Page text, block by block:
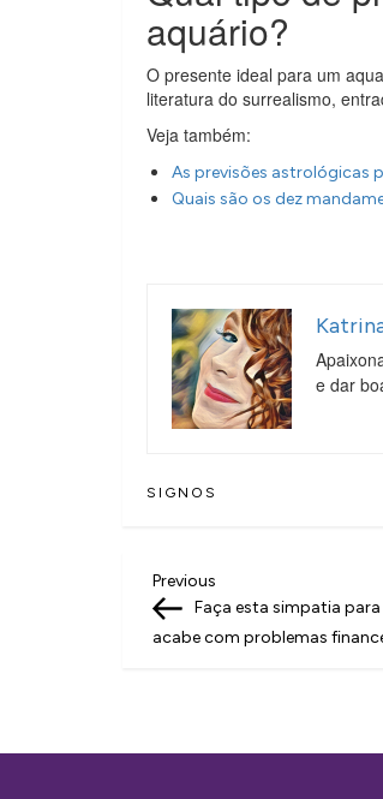
aquário?
O presente ideal para um
literatura do surrealismo,
Veja também:
As previsões astrológicas
Quais são os dez
e dar
SIGNOS
N
a
g
Previous
Post
Previous
Faça esta simpatia
acabe com problemas